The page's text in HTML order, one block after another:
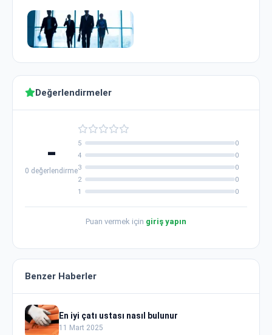
Değerlendirmeler
-
0 değerlendirme
5
0
4
0
3
0
2
0
1
0
Puan vermek için giriş yapın
Benzer Haberler
En iyi çatı ustası nasıl bulunur
11 Mart 2025